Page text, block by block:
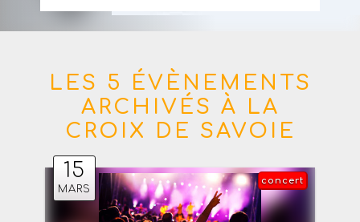
LES 5 ÉVÈNEMENTS
ARCHIVÉS À LA
CROIX DE SAVOIE
15
MARS
concert